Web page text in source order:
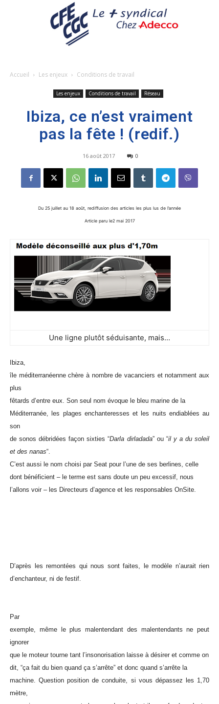
Accueil Les enjeux Conditions de travail
Les enjeux Conditions de travail Réseau
Ibiza, ce n’est vraiment
pas la fête ! (redif.)
16 août 2017 0
Du 25 juillet au 18 août, rediffusion des articles les plus lus de l’année
Article paru le2 mai 2017
Une ligne plutôt séduisante, mais…
Ibiza,
île méditerranéenne chère à nombre de vacanciers et notamment aux
plus
fêtards d’entre eux. Son seul nom évoque le bleu marine de la
Méditerranée, les plages enchanteresses et les nuits endiablées au
son
de sonos débridées façon sixties “Darla dirladada” ou “il y a du soleil
et des nanas“.
C’est aussi le nom choisi par Seat pour l’une de ses berlines, celle
dont bénéficient – le terme est sans doute un peu excessif, nous
l’allons voir – les Directeurs d’agence et les responsables OnSite.
D’après les remontées qui nous sont faites, le modèle n’aurait rien
d’enchanteur, ni de festif.
Par
exemple, même le plus malentendant des malentendants ne peut
ignorer
que le moteur tourne tant l’insonorisation laisse à désirer et comme on
dit, “ça fait du bien quand ça s’arrête” et donc quand s’arrête la
machine. Question position de conduite, si vous dépassez les 1,70
mètre,